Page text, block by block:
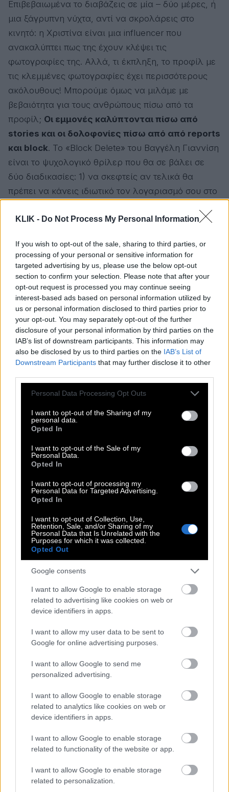
KLIK - Do Not Process My Personal Information
If you wish to opt-out of the sale, sharing to third parties, or
processing of your personal or sensitive information for
targeted advertising by us, please use the below opt-out
section to confirm your selection. Please note that after your
opt-out request is processed you may continue seeing
interest-based ads based on personal information utilized by
us or personal information disclosed to third parties prior to
your opt-out. You may separately opt-out of the further
disclosure of your personal information by third parties on the
IAB’s list of downstream participants. This information may
also be disclosed by us to third parties on the IAB’s List of
Downstream Participants that may further disclose it to other
Please note that this website/app uses one or more Google
not limited to your visit or usage behaviour. You may click to
grant or deny consent to Google and its third-party tags to
use your data for below specified purposes in below Google
consent section.
Personal Data Processing Opt Outs
I want to opt-out of the Sharing of my
personal data.
Opted In
I want to opt-out of the Sale of my
Personal Data.
Opted In
I want to opt-out of processing my
Personal Data for Targeted Advertising.
Opted In
I want to opt-out of Collection, Use,
Retention, Sale, and/or Sharing of my
Personal Data that Is Unrelated with the
Purposes for which it was collected.
Opted Out
Google consents
I want to allow Google to enable storage
related to advertising like cookies on web or
device identifiers in apps.
I want to allow my user data to be sent to
Google for online advertising purposes.
I want to allow Google to send me
personalized advertising.
I want to allow Google to enable storage
related to analytics like cookies on web or
device identifiers in apps.
I want to allow Google to enable storage
related to functionality of the website or app.
I want to allow Google to enable storage
related to personalization.
Επιβεβαιωμένα το διαβάζεις σε μία – δύο μέρες, ή
μια ξάγρυπνη νύχτα, αντί να σκρολάρεις στο
κινητό: η Χριστίνα είναι μια influencer που
ανακαλύπτει πως της έχουν κλέψει τις
φωτογραφίες της. Αλλά, τι έκπληξη, το προφίλ με
τις κλεμμένες φωτογραφίες έχει περισσότερους
ακόλουθους! Μπορούμε όμως να μιλάμε με
βεβαιότητα για τους ανθρώπους πίσω από τα
προφίλ; Οι εμμονές καλύπτονται πίσω από
stories και οι δολοφονίες πίσω από από reports
και block. Το «Block Delete» του Βαγγέλη Γιαννίση
είναι το ψυχολογικό θρίλερ που θα σε βάλει σε
δύο διαδικασίες: 1) να σκεφτείς αν τελικά θα
πρέπει να κάνεις ιδιωτικό τον λογαριασμό σου στο
δυνατότητες που δίνουν τα social media,πέρα από
σκρολαρίσματος / δόξας.
4. «Το Κρυφτό» του Søren Sveistrup
Πόνεσες με τον «
υπόσχεται να σε κάνει να πονέσεις με το
«Κρυφτό». Οι ερευνητές Νάια Τουλίν και Μαρκ Ες,
που αποτελούν ένα άκρως δυσλειτουργικό δίδυμο,
προσπαθούν να εξιχνιάσουν την περίπτωση ενός
σίριαλ κίλερ που τρομοκρατεί τα θύματά του
παίζοντας μαζί τους κρυφτό, ενώ στη συνέχεια τα
απαγάγει και τα σκοτώνει.
Όλα αυτά με έναν
διόλου μαγικό τρόπο συνδέονται με
δολοφονίες παιδιών 30 χρόνια πριν, κι έτσι οι
ξέφρενα.
Αν και ογκώδες, το «Κρυφτό» το βγάζεις εντός
τριημέρου λόγω πλήρους απορρόφησης και